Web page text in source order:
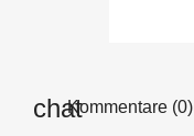
Kommentare (0)